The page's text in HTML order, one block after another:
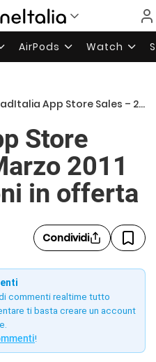
AirPods Watch
App Store Sales – 26 Marzo 2011 – Applicazioni in offerta
Store
2011
in offerta
Condividi
commenti realtime tutto
ti basta creare un account
!